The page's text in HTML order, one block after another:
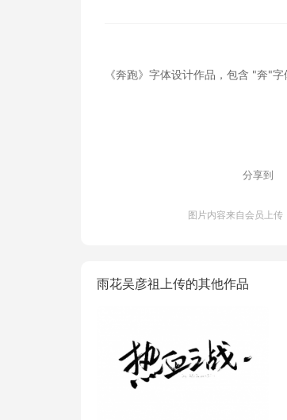
《奔跑》字体设计作品，包含 "奔"字
分享到
图片内容来自会员上传
雨花吴彦祖上传的其他作品